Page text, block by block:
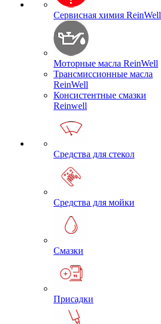
Сервисная химия ReinWell
Моторные масла ReinWell
Трансмиссионные масла
ReinWell
Консистентные смазки
Reinwell
Средства для стекол
Средства для мойки
Смазки
Присадки